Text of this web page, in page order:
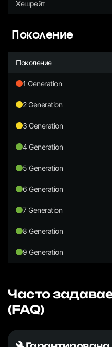
Хешрейт
Поколение
Поколение
1 Generation
2 Generation
3 Generation
4 Generation
5 Generation
6 Generation
7 Generation
8 Generation
9 Generation
Часто
(FAQ)